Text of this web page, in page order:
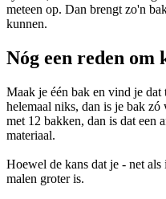
meteen op. Dan brengt zo'n
kunnen.
Nóg een reden om
Maak je één bak en vind je dat
helemaal niks, dan is je bak
met 12 bakken, dan is dat een
materiaal.
Hoewel de kans dat je - net
malen groter is.